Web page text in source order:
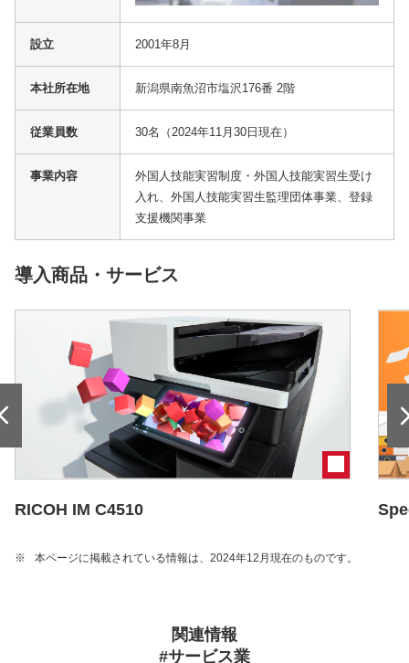
設立 2001年8月
本社所在地 新潟県南魚沼市塩沢176番 2階
従業員数 30名（2024年11月30日現在）
事業内容
外国人技能実習制度・外国人技能実習生受け
入れ、外国人技能実習生監理団体事業、登録
支援機関事業
導入商品・サービス
RICOH IM C4510
※ 本ページに掲載されている情報は、2024年12月現在のものです。
関連情報
#サービス業